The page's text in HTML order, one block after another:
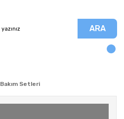
ARA
Bakım Setleri